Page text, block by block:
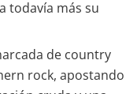
todavía más su
de country
rock, apostando